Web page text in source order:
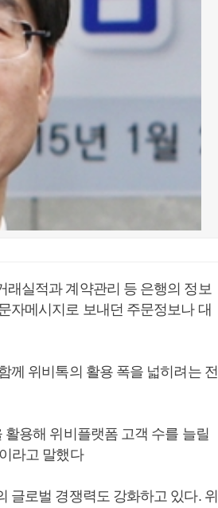
래실적과 계약관리 등 은행의 정보
자메시지로 보내던 주문정보나 대
께 위비톡의 활용 폭을 넓히려는 전
용해 위비플랫폼 고객 수를 늘릴
라고 말했다
글로벌 경쟁력도 강화하고 있다. 위